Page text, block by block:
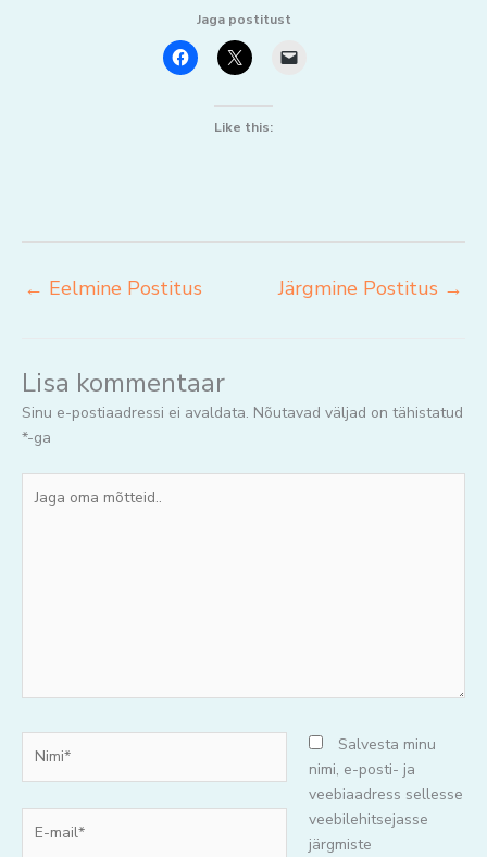
Jaga postitust
Like this:
← Eelmine Postitus Järgmine Postitus →
Lisa kommentaar
Sinu e-postiaadressi ei avaldata. Nõutavad väljad on tähistatud
*-ga
oma
mail*
Salvesta minu
nimi, e-posti- ja
veebiaadress sellesse
veebilehitsejasse
järgmiste